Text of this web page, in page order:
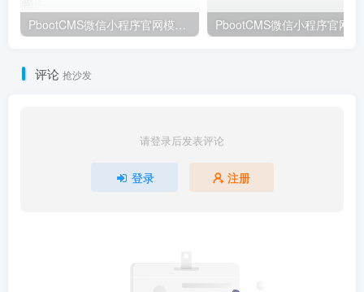
PbootCMS微信小程序官网模板 – 卓创源码网企业/社交电商/软件公司多场景建站方案
评论 抢沙发
请登录后发表评论
登录 注册